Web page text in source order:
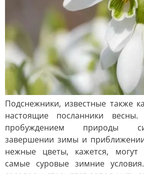
Подснежники, известные также
настоящие посланники
пробуждением природы
завершении зимы и
нежные цветы, кажется, могут
самые суровые зимние